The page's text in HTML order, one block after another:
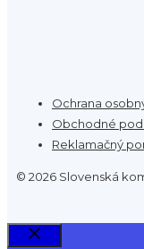
Ochrana
Obchodné
Reklamačný
© 2026 Slovenská